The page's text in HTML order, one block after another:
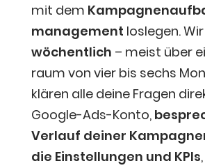
mit dem
manage­ment los­le­gen.
wöchent­lich – meist über
raum von vier bis sechs
klä­ren alle dei­ne Fra­gen
Goog­le-Ads-Kon­to,
Ver­lauf dei­ner
die Ein­stel­lun­gen und KPIs